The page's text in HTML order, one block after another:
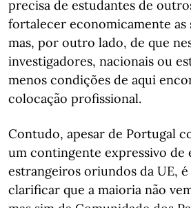
precisa de estudantes de
fortalecer economicamente as
mas, por outro lado, de que
investigadores, nacionais ou
menos condições de aqui
colocação profissional.
Contudo, apesar de Portugal
um contingente expressivo de
estrangeiros oriundos da UE,
clarificar que a maioria não